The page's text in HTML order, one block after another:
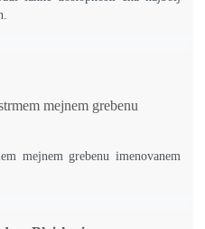
mejnem grebenu imenovanem